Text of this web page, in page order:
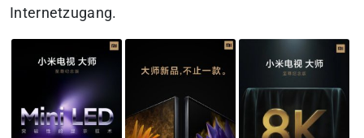
Internetzugang.